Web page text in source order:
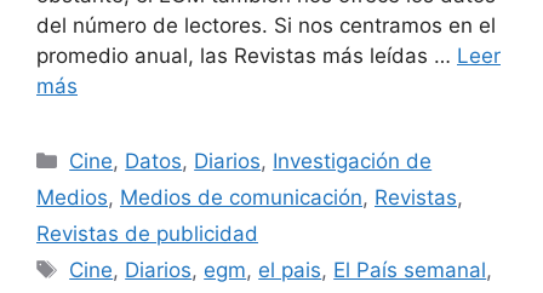
del número de lectores. Si nos centramos en el
promedio anual, las Revistas más leídas … Leer
más
Categorías
Cine, Datos, Diarios, Investigación de
Medios, Medios de comunicación, Revistas,
Revistas de publicidad
Etiquetas
Cine, Diarios, egm, el pais, El País semanal,